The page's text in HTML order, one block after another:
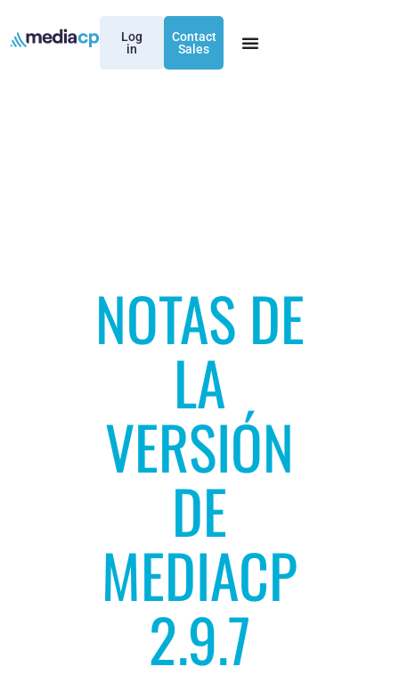
Log
in
Contact
Sales
NOTAS DE
LA
VERSIÓN
DE
MEDIACP
2.9.7